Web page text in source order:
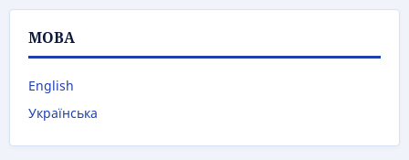
МОВА
English
Українська